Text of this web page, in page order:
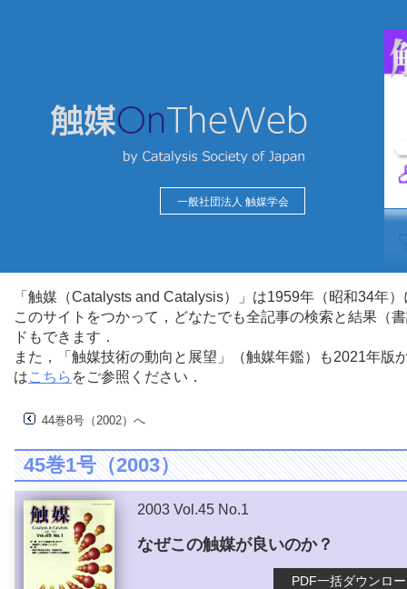
一般社団法人 触媒学会
「触媒（Catalysts and Catalysis）」は1959年（昭和34年
このサイトをつかって，どなたでも全記事の検索と結果（
ドもできます．
また，「触媒技術の動向と展望」（触媒年鑑）も2021年
はこちら をご参照ください．
44巻8号（2002）へ
45巻1号（2003）
2003 Vol.45 No.1
なぜこの触媒が良いのか？
PDF一括ダウンロ